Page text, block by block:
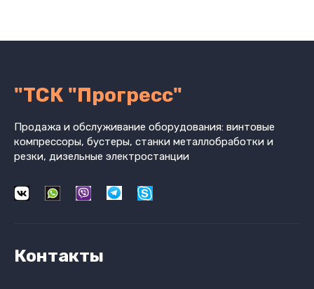
"ТСК "Прогресс"
Продажа и обслуживание оборудования: винтовые
компрессоры, бустеры, станки металлобработки и
резки, дизельные электростанции
Контакты